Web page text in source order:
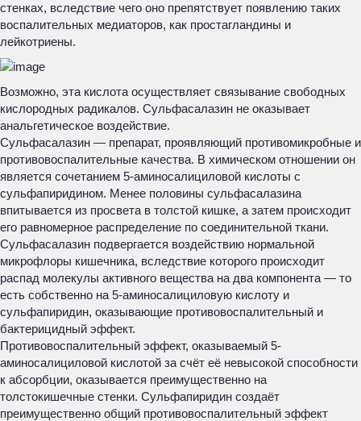
стенках, вследствие чего оно препятствует появлению таких
воспалительных медиаторов, как простагландины и
лейкотриены.
Возможно, эта кислота осуществляет связывание свободных
кислородных радикалов. Сульфасалазин не оказывает
анальгетическое воздействие.
Сульфасалазин — препарат, проявляющий противомикробные и
противовоспалительные качества. В химическом отношении он
является сочетанием 5-аминосалициловой кислоты с
сульфапиридином. Менее половины сульфасалазина
впитывается из просвета в толстой кишке, а затем происходит
его равномерное распределение по соединительной ткани.
Сульфасалазин подвергается воздействию нормальной
микрофлоры кишечника, вследствие которого происходит
распад молекулы активного вещества на два компонента — то
есть собственно на 5-аминосалициловую кислоту и
сульфапиридин, оказывающие противовоспалительный и
бактерицидный эффект.
Противовоспалительный эффект, оказываемый 5-
аминосалициловой кислотой за счёт её невысокой способности
к абсорбции, оказывается преимущественно на
толстокишечные стенки. Сульфапиридин создаёт
преимущественно общий противовоспалительный эффект